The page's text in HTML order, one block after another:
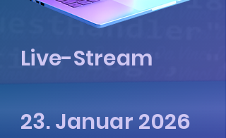
Live-Stream
23. Januar 2026